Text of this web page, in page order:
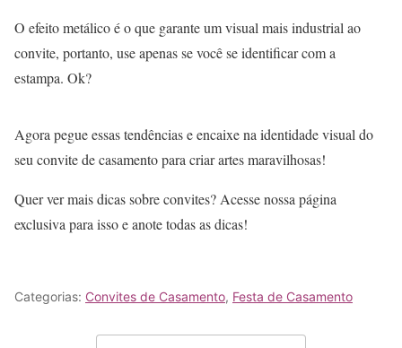
O efeito metálico é o que garante um visual mais industrial ao
convite, portanto, use apenas se você se identificar com a
estampa. Ok?
Agora pegue essas tendências e encaixe na identidade visual do
seu convite de casamento para criar artes maravilhosas!
Quer ver mais dicas sobre convites? Acesse nossa página
exclusiva para isso e anote todas as dicas!
Categorias: Convites de Casamento, Festa de Casamento